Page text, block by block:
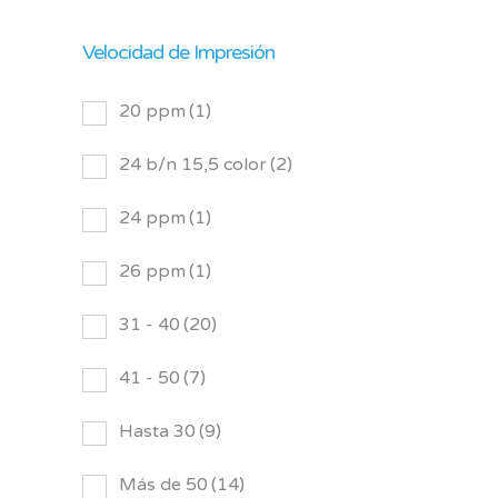
Velocidad de Impresión
20 ppm (1)
24 b/n 15,5 color(2)
24 ppm (1)
26 ppm (1)
31 - 40 (20)
41 - 50 (7)
Hasta 30 (9)
Más de 50 (14)